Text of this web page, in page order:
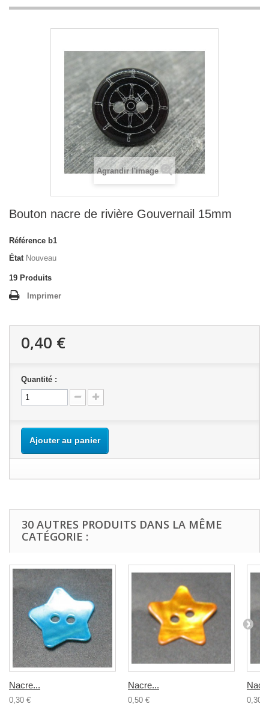
Agrandir l'image
Bouton nacre de rivière Gouvernail 15mm
Référence b1
État Nouveau
19 Produits
Imprimer
0,40 €
Quantité :
Ajouter au panier
30 AUTRES PRODUITS DANS LA MÊME
CATÉGORIE :
Nacre...
0,30 €
Nacre...
0,50 € 0,30 €